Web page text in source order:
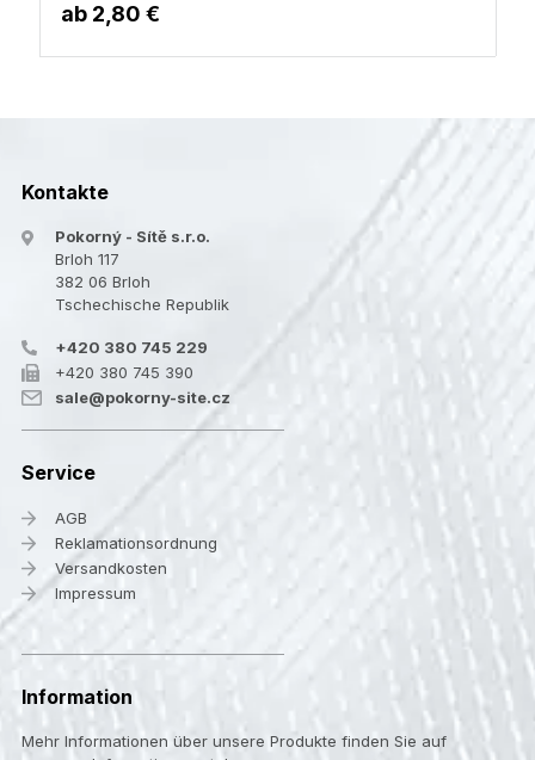
ab 2,80 €
Kontakte
Pokorný - Sítě s.r.o.
Brloh 117
382 06 Brloh
Tschechische Republik
+420 380 745 229
+420 380 745 390
sale@pokorny-site.cz
Service
AGB
Reklamationsordnung
Versandkosten
Impressum
Information
Mehr Informationen über unsere Produkte finden Sie auf